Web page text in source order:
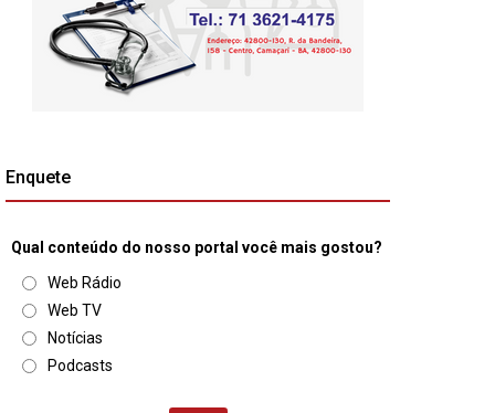
Enquete
Qual conteúdo do nosso portal você mais gostou?
Web Rádio
Web TV
Notícias
Podcasts